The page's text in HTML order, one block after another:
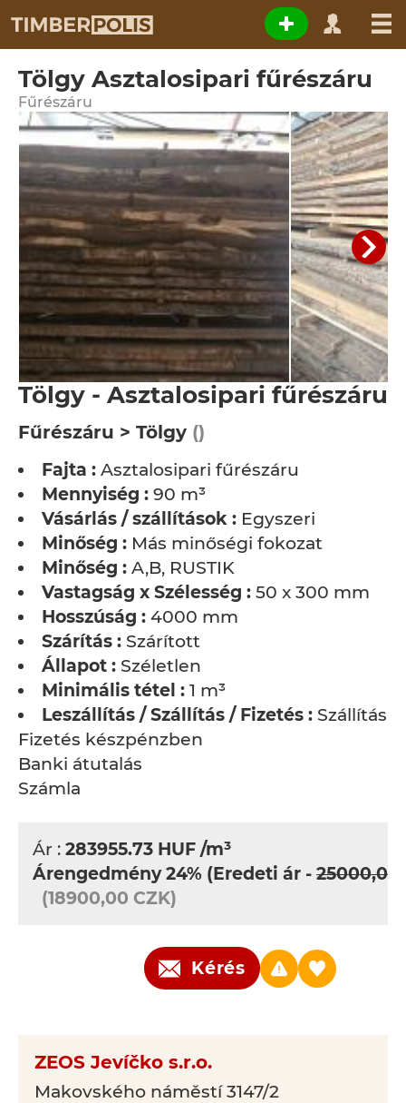
Tölgy Asztalosipari fűrészáru
Fűrészáru
Tölgy - Asztalosipari fűrészáru
Fűrészáru > Tölgy ()
Fajta : Asztalosipari fűrészáru
Mennyiség : 90 m³
Vásárlás / szállítások : Egyszeri
Minőség : Más minőségi fokozat
Minőség : A,B, RUSTIK
Vastagság x Szélesség : 50 x 300 mm
Hosszúság : 4000 mm
Szárítás : Szárított
Állapot : Széletlen
Minimális tétel : 1 m³
Leszállítás / Szállítás / Fizetés : Szállítás
Fizetés készpénzben
Banki átutalás
Számla
Ár : 283955.73 HUF /m³
Árengedmény 24% (Eredeti ár - 25000,00
(18900,00 CZK)
Kérés
ZEOS Jevíčko s.r.o.
Makovského náměstí 3147/2